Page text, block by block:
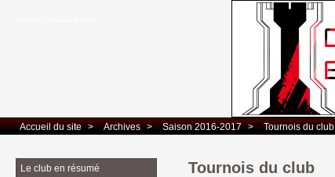
Accueil du site > Archives > Saison 2016-2017 > Tournois du club
Tournois du club
Le club en résumé